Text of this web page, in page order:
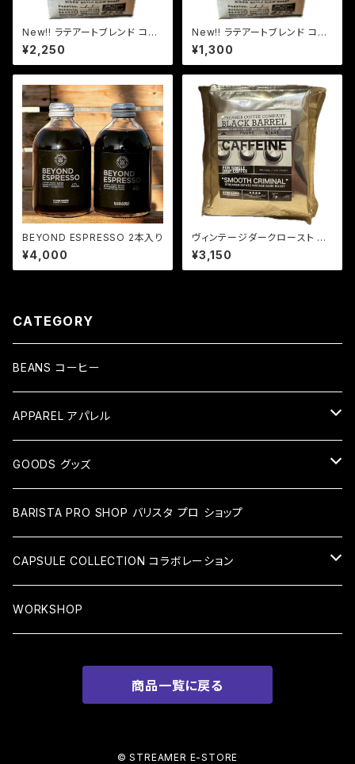
New!! ラテアートブレンド コー
ヒー LATTE ART BLEND 2
00g 豆のまま（ブラジル・ベトナ
ム）
¥2,250
New!! ラテアートブレンド コー
ヒー LATTE ART BLEND 10
0g 豆のまま（ブラジル・ベトナ
ム）
¥1,300
BEYOND ESPRESSO 2本入り
¥4,000
ヴィンテージダークロースト コ
ーヒー VINTAGE DARK ROA
ST 10 PACK入り 挽いた豆 （ブ
ラジル・ベトナム）
¥3,150
CATEGORY
BEANS コーヒー
APPAREL アパレル
TEE Tシャツ
CAP キャップ
GOODS グッズ
BOTTLE ボトル
MUG マグカップ
BAG バッグ
OTHERS その他アイテム
BARISTA HAND PRINT バリスタハンドプリント
BARISTA PRO SHOP バリスタ プロ ショップ
CAPSULE COLLECTION コラボレーション
BREAD MAKER SILVER ACCESSORIES
EARRING ピアス・イヤリング
WORKSHOP
商品一覧に戻る
© STREAMER E-STORE